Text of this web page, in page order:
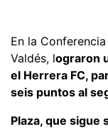
En la
Valdés, lograron
el Herrera FC,
seis puntos al
Plaza, que sigue